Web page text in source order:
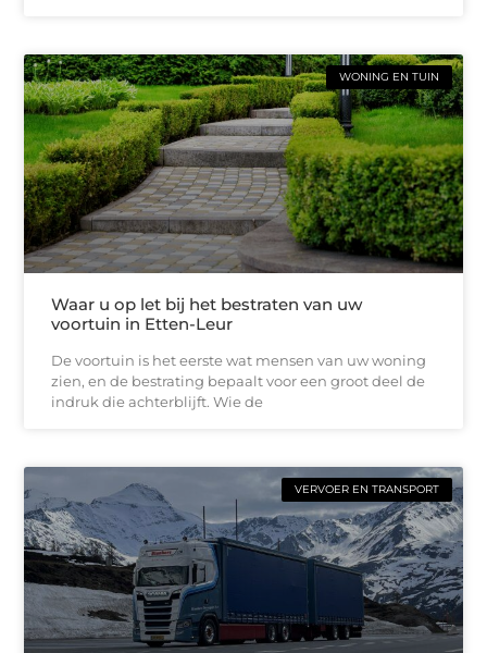
WONING EN TUIN
Waar u op let bij het bestraten van uw
voortuin in Etten-Leur
De voortuin is het eerste wat mensen van uw woning
zien, en de bestrating bepaalt voor een groot deel de
indruk die achterblijft. Wie de
VERVOER EN TRANSPORT